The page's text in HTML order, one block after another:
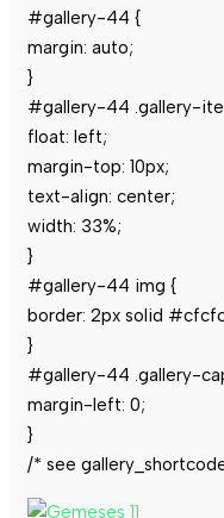
#gallery-44 {
margin: auto;
}
#gallery-44 .gallery-
float: left;
margin-top: 10px;
text-align: center;
width: 33%;
}
#gallery-44 img {
border: 2px solid
}
#gallery-44 .gallery-
margin-left: 0;
}
/* see